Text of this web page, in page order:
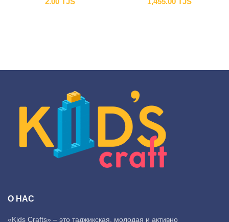
О НАС
«Kids Crafts» – это таджикская, молодая и активно